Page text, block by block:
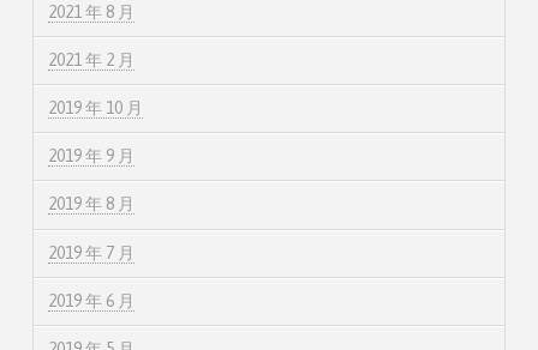
2021 年 8 月
2021 年 2 月
2019 年 10 月
2019 年 9 月
2019 年 8 月
2019 年 7 月
2019 年 6 月